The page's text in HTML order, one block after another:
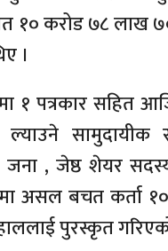
१० करोड ७८ लाख
।
१ पत्रकार सहित
सामुदायीक
जना , जेष्ठ शेयर
असल बचत कर्ता
पुरस्कृत